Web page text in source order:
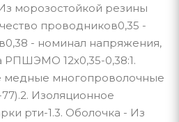
морозостойкой резины
проводников0,35 -
- номинал напряжения,
РПШЭМО 12х0,35-0,38:1.
медные многопроволочные
Изоляционное
рти-1.3. Оболочка - Из